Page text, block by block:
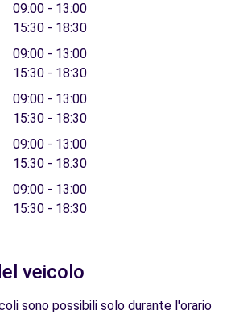
09:00 - 13:00
15:30 - 18:30
09:00 - 13:00
15:30 - 18:30
09:00 - 13:00
15:30 - 18:30
09:00 - 13:00
15:30 - 18:30
09:00 - 13:00
15:30 - 18:30
veicolo
sono possibili solo durante l'orario